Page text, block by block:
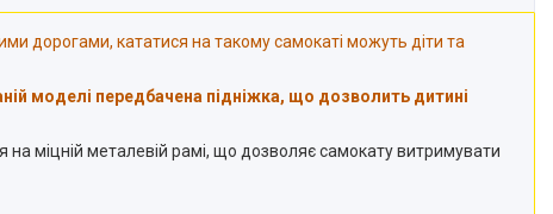
дорогами, кататися на такому самокаті можуть діти та
моделі передбачена підніжка, що дозволить дитині
на міцній металевій рамі, що дозволяє самокату витримувати